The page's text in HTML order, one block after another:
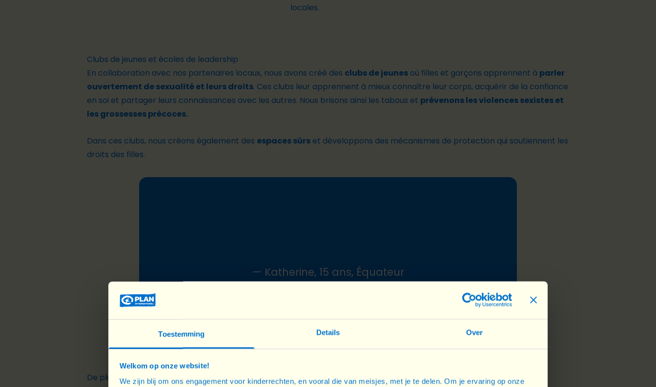
Toestemming Details Over
Welkom op onze website!
We zijn blij om ons engagement voor kinderrechten, en vooral die van meisjes, met je te delen. Om je ervaring op onze
locales.
Clubs de jeunes et écoles de leadership
En collaboration avec nos partenaires locaux, nous avons créé des clubs de jeunes où filles et garçons apprennent à parler
ouvertement de sexualité et leurs droits. Ces clubs leur apprennent à mieux connaître leur corps, acquérir de la confiance
en soi et partager leurs connaissances avec les autres. Nous brisons ainsi les tabous et prévenons les violences sexistes et
les grossesses précoces.
Dans ces clubs, nous créons également des espaces sûrs et développons des mécanismes de protection qui soutiennent les
droits des filles.
— Katherine, 15 ans, Équateur
“J’aime participer à ces ateliers car nous y acquérons des compétences qui nous serviront
toute notre vie et nous aideront à aller de l’avant.”
De plus, nous avons créé desécoles de leadershipoù les filles renforcent leur confiance en elles.